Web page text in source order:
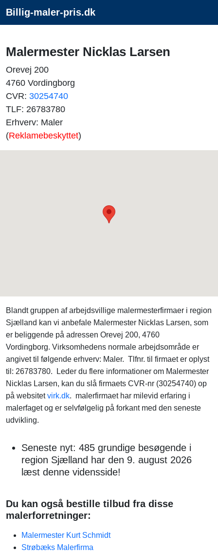
Billig-maler-pris.dk
Malermester Nicklas Larsen
Orevej 200
4760 Vordingborg
CVR: 30254740
TLF: 26783780
Erhverv: Maler
(Reklamebeskyttet)
Blandt gruppen af arbejdsvillige malermesterfirmaer i region
Sjælland kan vi anbefale Malermester Nicklas Larsen, som
er beliggende på adressen Orevej 200, 4760
Vordingborg. Virksomhedens normale arbejdsområde er
angivet til følgende erhverv: Maler. Tlfnr. til firmaet er oplyst
til: 26783780. Leder du flere informationer om Malermester
Nicklas Larsen, kan du slå firmaets CVR-nr (30254740) op
på websitetvirk.dk. malerfirmaet har milevid erfaring i
malerfaget og er selvfølgelig på forkant med den seneste
udvikling.
Seneste nyt: 485 grundige besøgende i
region Sjælland har den 9. august 2026
læst denne vidensside!
Du kan også bestille tilbud fra disse
malerforretninger:
Malermester Kurt Schmidt
Strøbæks Malerfirma